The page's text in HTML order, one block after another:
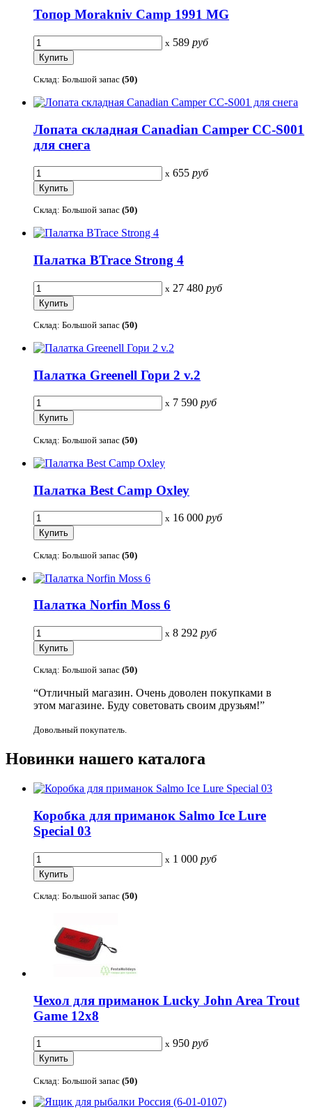
Топор Morakniv Camp 1991 MG
x 589 руб
Склад: Большой запас (50)
Лопата складная Canadian Camper CC-S001
для снега
x 655 руб
Склад: Большой запас (50)
Палатка BTrace Strong 4
x 27 480 руб
Склад: Большой запас (50)
Палатка Greenell Гори 2 v.2
x 7 590 руб
Склад: Большой запас (50)
Палатка Best Camp Oxley
x 16 000 руб
Склад: Большой запас (50)
Палатка Norfin Moss 6
x 8 292 руб
Склад: Большой запас (50)
“Отличный магазин. Очень доволен покупками в
этом магазине. Буду советовать своим друзьям!”
Довольный покупатель.
Новинки нашего каталога
Коробка для приманок Salmo Ice Lure
Special 03
x 1 000 руб
Склад: Большой запас (50)
Чехол для приманок Lucky John Area Trout
Game 12х8
x 950 руб
Склад: Большой запас (50)